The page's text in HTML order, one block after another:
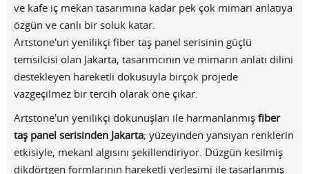
ve kafe iç mekan tasarımına kadar pek çok mimari anlatıya
özgün ve canlı bir soluk katar.
Artstone'un yenilikçi fiber taş panel serisinin güçlü
temsilcisi olan Jakarta, tasarımcının ve mimarın anlatı dilini
destekleyen hareketli dokusuyla birçok projede
vazgeçilmez bir tercih olarak öne çıkar.
Artstone'un yenilikçi dokunuşları ile harmanlanmış fiber
taş panel serisinden Jakarta; yüzeyinden yansıyan renklerin
etkisiyle, mekanl algısını şekillendiriyor. Düzgün kesilmiş
dikdörtgen formlarının hareketli yerleşimi ile tasarlanmış